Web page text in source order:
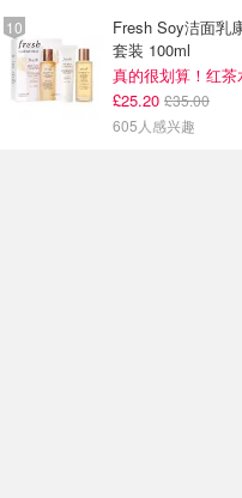
Fresh Soy洁面乳
套装 100ml
£25.20 £35.00
605人感兴趣